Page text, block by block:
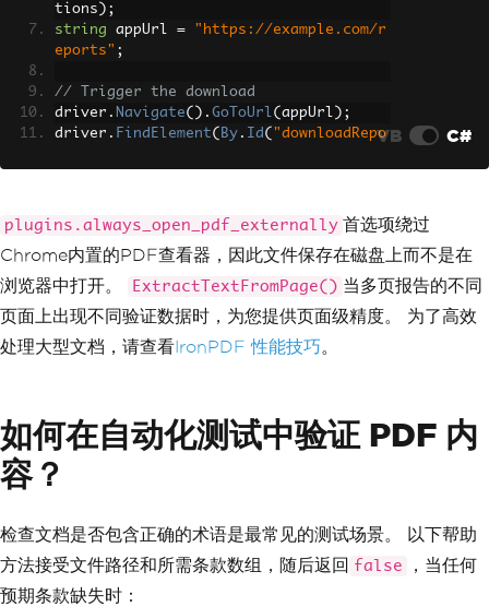
tions );
string appUrl =
"https://example.com/r
eports" ;
// Trigger the download
driver . Navigate(). GoToUrl( appUrl );
driver . FindElement( By . Id ( "downloadRepo
read.Sleep with a file-system watcher
in production tests
System.Threading.Thread.Sleep(3000);
// Read the downloaded PDF
string pdfPath =
@"C:\PDFTests\report.
pdf";
// Validate specific data
bool
d: {hasExpectedData}");
// Extract text from a specific page
(zero-indexed)
VB C#
plugins.always_open_pdf_externally 首选项绕过
Chrome内置的PDF查看器，因此文件保存在磁盘上而不是在
浏览器中打开。
ExtractTextFromPage() 当多页报告的不同
页面上出现不同验证数据时，为您提供页面级精度。 为了高效
处理大型文档，请查看IronPDF 性能技巧。
如何在自动化测试中验证 PDF 内
容？
检查文档是否包含正确的术语是最常见的测试场景。 以下帮助
方法接受文件路径和所需条款数组，随后返回 false
，当任何
预期条款缺失时：